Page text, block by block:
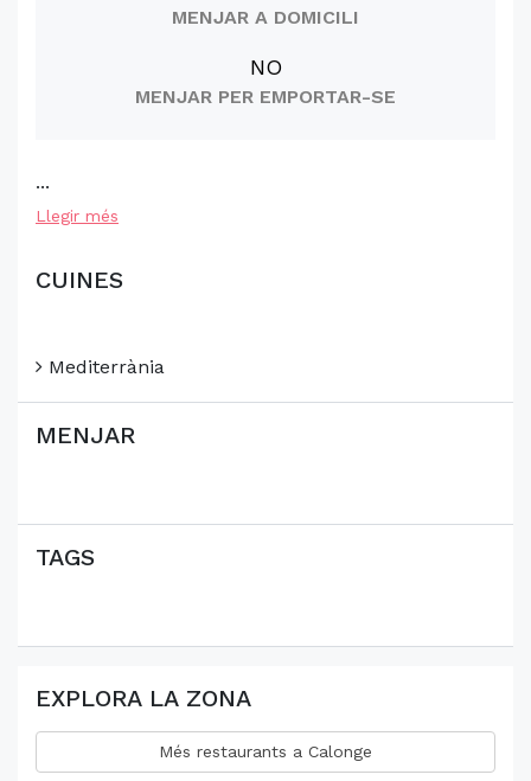
MENJAR A DOMICILI
NO
MENJAR PER EMPORTAR-SE
...
Llegir més
CUINES
Mediterrània
MENJAR
TAGS
EXPLORA LA ZONA
Més restaurants a Calonge